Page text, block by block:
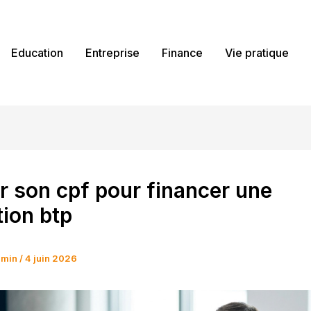
Education Entreprise Finance Vie pratique
son cpf pour financer une
btp
/4 juin 2026